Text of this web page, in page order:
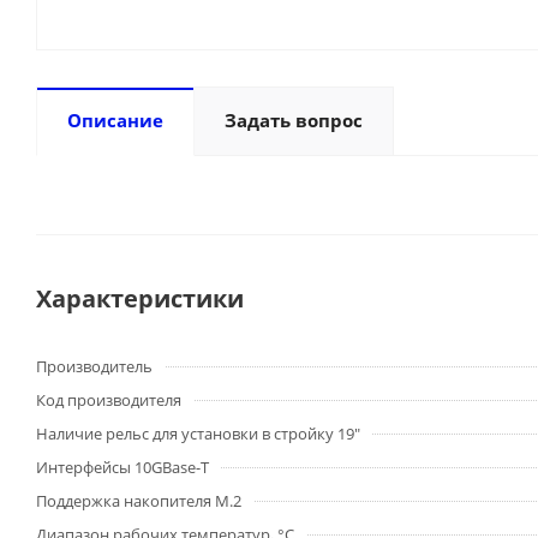
Описание Задать вопрос
Характеристики
Производитель
Код производителя
Наличие рельс для установки в стройку 19"
Интерфейсы 10GBase-T
Поддержка накопителя M.2